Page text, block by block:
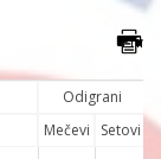
Odigrani
Mečevi
Setovi